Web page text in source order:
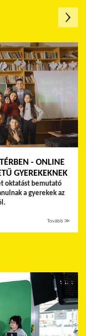
- ONLINE
GYEREKEKNEK
oktatást bemutató
a gyerekek az
Tovább ≫